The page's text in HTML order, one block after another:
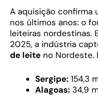
A aquisição confirma
nos últimos anos: o
leiteiras nordestinas.
2025, a indústria
de leite no Nordeste.
Sergipe: 154,3
Alagoas: 34,9